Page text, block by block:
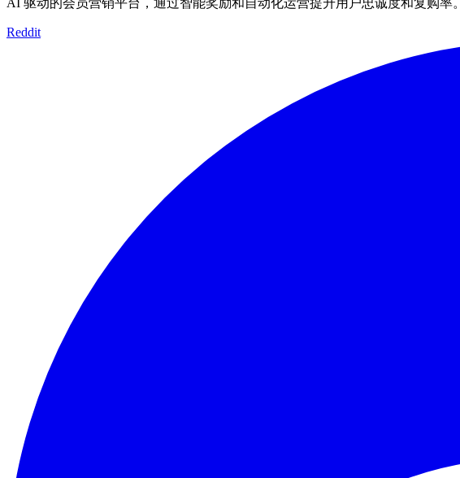
AI 驱动的会员营销平台，通过智能奖励和自动化运营提升用户忠诚度和复购率。
Reddit